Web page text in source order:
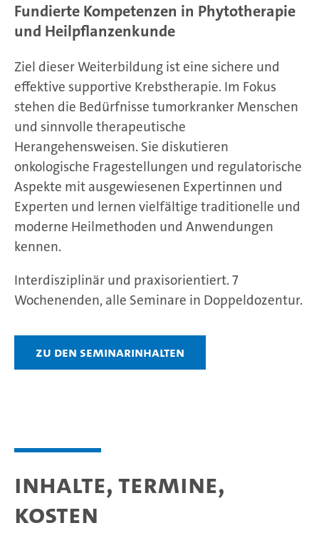
Fundierte Kompetenzen in Phytotherapie
und Heilpflanzenkunde
Ziel dieser Weiterbildung ist eine sichere und
effektive supportive Krebstherapie. Im Fokus
stehen die Bedürfnisse tumorkranker Menschen
und sinnvolle therapeutische
Herangehensweisen. Sie diskutieren
onkologische Fragestellungen und regulatorische
Aspekte mit ausgewiesenen Expertinnen und
Experten und lernen vielfältige traditionelle und
moderne Heilmethoden und Anwendungen
kennen.
Interdisziplinär und praxisorientiert. 7
Wochenenden, alle Seminare in Doppeldozentur.
Zu den Seminarinhalten
Inhalte, Termine,
Kosten